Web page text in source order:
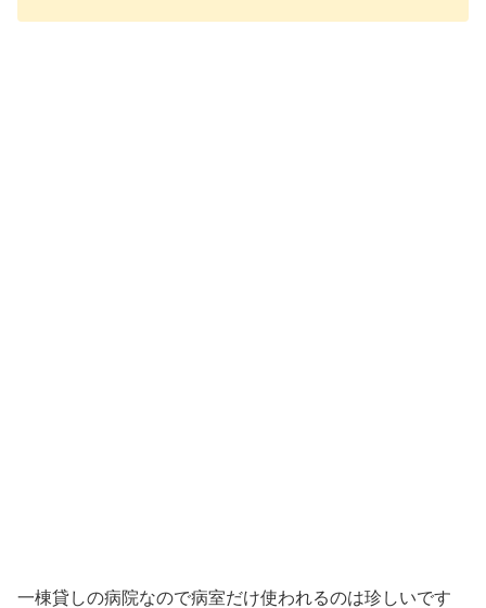
一棟貸しの病院なので病室だけ使われるのは珍しいです